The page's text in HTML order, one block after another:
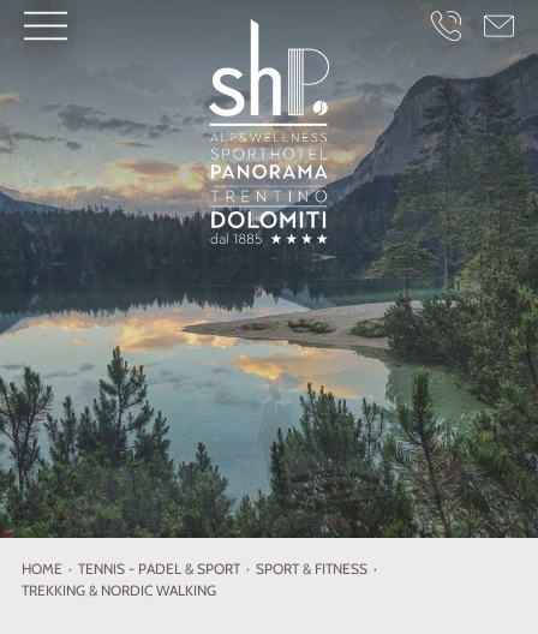
HOME · TENNIS - PADEL & SPORT · SPORT & FITNESS ·
TREKKING & NORDIC WALKING